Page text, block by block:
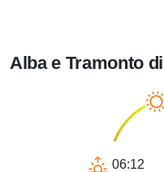
Alba e Tramonto di
06:12